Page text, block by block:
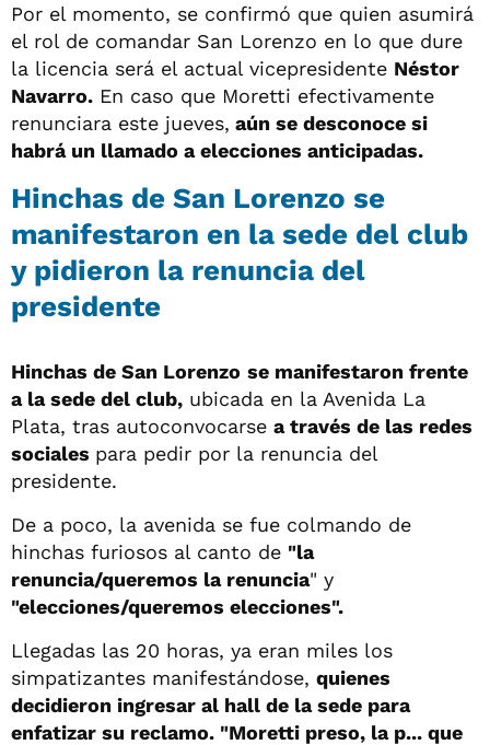
Por el momento, se confirmó que quien asumirá
el rol de comandar San Lorenzo en lo que dure
la licencia será el actual vicepresidente Néstor
Navarro. En caso que Moretti efectivamente
renunciara este jueves, aún se desconoce si
habrá un llamado a elecciones anticipadas.
Hinchas de San Lorenzo se
manifestaron en la sede del club
y pidieron la renuncia del
presidente
Hinchas de San Lorenzo se manifestaron frente
a la sede del club, ubicada en la Avenida La
Plata, tras autoconvocarse a través de las redes
sociales para pedir por la renuncia del
presidente.
De a poco, la avenida se fue colmando de
hinchas furiosos al canto de "la
renuncia/queremos la renuncia" y
"elecciones/queremos elecciones".
Llegadas las 20 horas, ya eran miles los
simpatizantes manifestándose, quienes
decidieron ingresar al hall de la sede para
enfatizar su reclamo. "Moretti preso, la p... que